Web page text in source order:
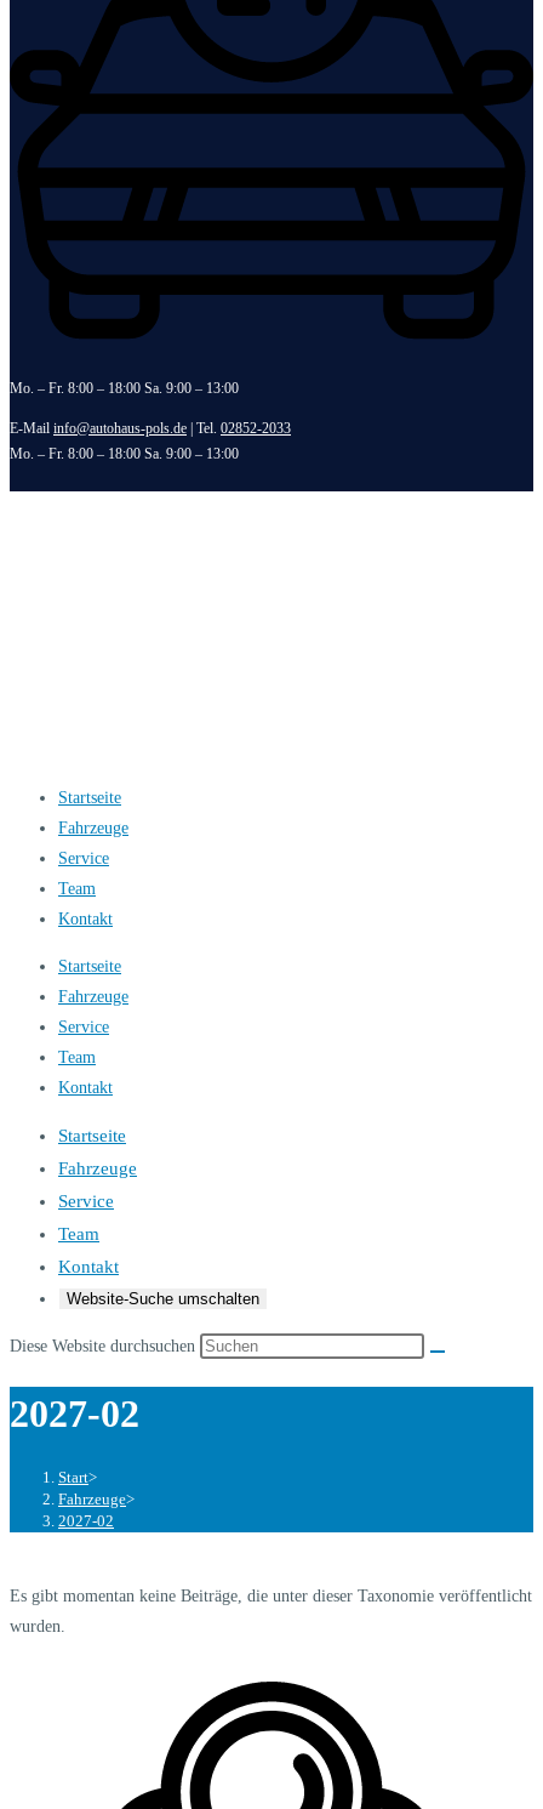
Mo. – Fr. 8:00 – 18:00 Sa. 9:00 – 13:00
E-Mail info@autohaus-pols.de | Tel. 02852-2033
Mo. – Fr. 8:00 – 18:00 Sa. 9:00 – 13:00
Startseite
Fahrzeuge
Service
Team
Kontakt
Startseite
Fahrzeuge
Service
Team
Kontakt
Startseite
Fahrzeuge
Service
Team
Kontakt
Website-Suche umschalten
Diese Website durchsuchen
2027-02
Start>
Fahrzeuge>
2027-02
Es gibt momentan keine Beiträge, die unter dieser Taxonomie veröffentlicht
wurden.